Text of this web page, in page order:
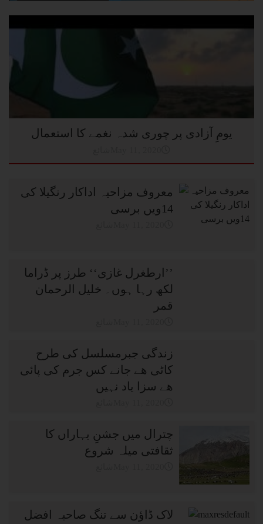
یومِ آزادی پر چوری شدہ نغمے کا استعمال
معروف مزاحیہ اداکار رنگیلا کی
14ویں برسی
’’ارطغرل غازی‘‘ طرز پر ڈراما
لکھ رہا ہوں۔ خلیل الرحمان
قمر
زندگی جبرمسلسل کی طرح
کاٹی ھے جانے کس جرم کی پائی
ھے سزا یاد نہیں
چترال میں جشنِ بہاراں کا
ثقافتی میلہ شروع
لاک ڈاؤن سے تنگ صاحبہ افضل